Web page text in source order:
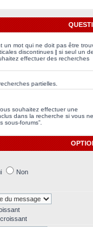
un mot qui ne doit pas être
discontinues | si seul un
effectuer des recherches
partielles.
souhaitez effectuer une
dans la recherche si vous ne
sous-forums”.
Non